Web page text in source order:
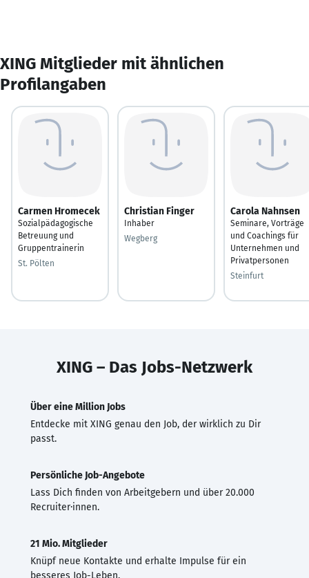
XING Mitglieder mit ähnlichen
Profilangaben
Carmen Hromecek
Sozialpädagogische
Betreuung und
Gruppentrainerin
St. Pölten
Christian Finger
Inhaber
Wegberg
Carola Nahnsen
Seminare, Vorträge
und Coachings für
Unternehmen und
Privatpersonen
Steinfurt
XING – Das Jobs-Netzwerk
Über eine Million Jobs
Entdecke mit XING genau den Job, der wirklich zu Dir
passt.
Persönliche Job-Angebote
Lass Dich finden von Arbeitgebern und über 20.000
Recruiter·innen.
21 Mio. Mitglieder
Knüpf neue Kontakte und erhalte Impulse für ein
besseres Job-Leben.